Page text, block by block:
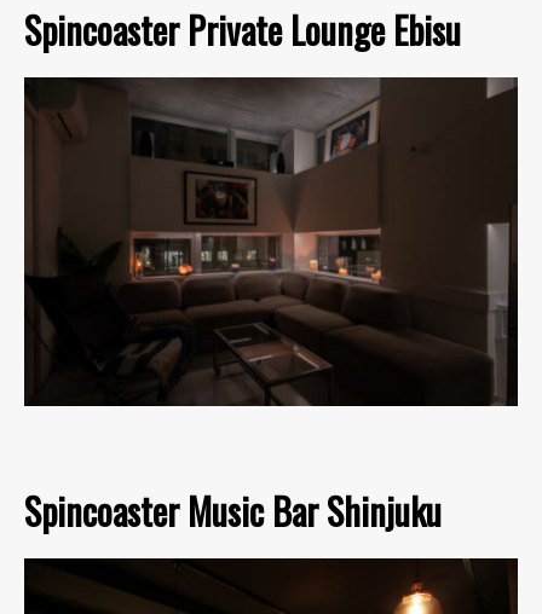
Spincoaster Private Lounge Ebisu
Spincoaster Music Bar Shinjuku